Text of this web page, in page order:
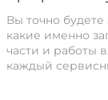
Вы точно будете
какие именно
части и работы
каждый